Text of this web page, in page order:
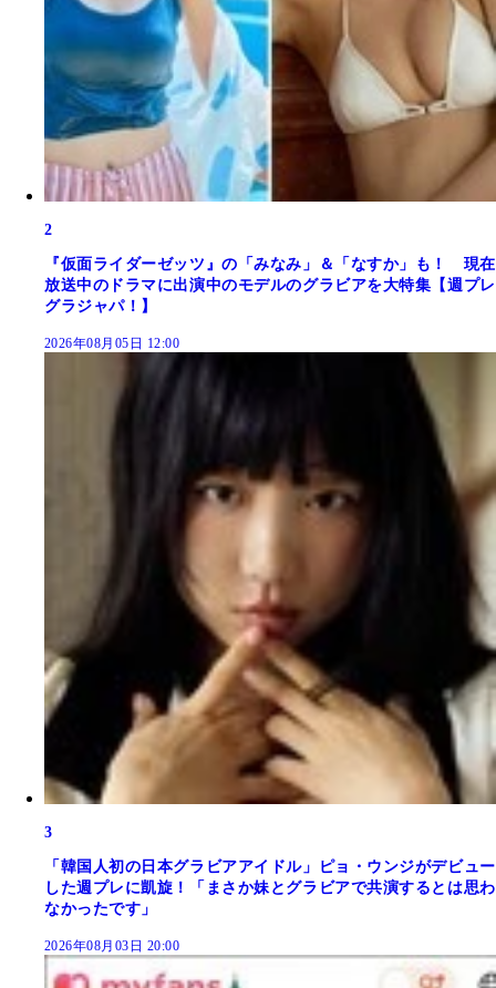
2
『仮面ライダーゼッツ』の「みなみ」＆「なすか」も！ 現在
放送中のドラマに出演中のモデルのグラビアを大特集【週プレ
グラジャパ！】
2026年08月05日 12:00
3
「韓国人初の日本グラビアアイドル」ピョ・ウンジがデビュー
した週プレに凱旋！「まさか妹とグラビアで共演するとは思わ
なかったです」
2026年08月03日 20:00